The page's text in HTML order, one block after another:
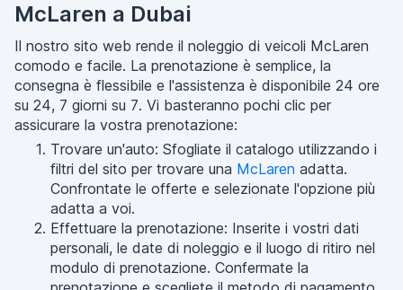
McLaren a Dubai
Il nostro sito web rende il noleggio di veicoli McLaren
comodo e facile. La prenotazione è semplice, la
consegna è flessibile e l'assistenza è disponibile 24 ore
su 24, 7 giorni su 7. Vi basteranno pochi clic per
assicurare la vostra prenotazione:
Trovare un'auto: Sfogliate il catalogo utilizzando i
filtri del sito per trovare una McLaren adatta.
Confrontate le offerte e selezionate l'opzione più
adatta a voi.
Effettuare la prenotazione: Inserite i vostri dati
personali, le date di noleggio e il luogo di ritiro nel
modulo di prenotazione. Confermate la